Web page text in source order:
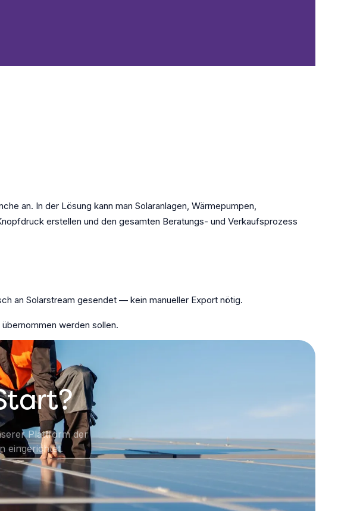
an. In der Lösung kann man Solaranlagen, Wärmepumpen,
erstellen und den gesamten Beratungs- und Verkaufsprozess
an Solarstream gesendet — kein manueller Export nötig.
werden sollen.
Plattform der
eingerichtet.